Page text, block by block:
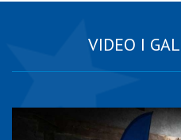
VIDEO I